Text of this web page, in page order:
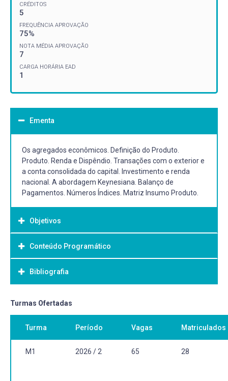
CRÉDITOS
5
FREQUÊNCIA APROVAÇÃO
75%
NOTA MÉDIA APROVAÇÃO
7
CARGA HORÁRIA EAD
1
Ementa
Os agregados econômicos. Definição do Produto.
Produto. Renda e Dispêndio. Transações com o exterior e
a conta consolidada do capital. Investimento e renda
nacional. A abordagem Keynesiana. Balanço de
Pagamentos. Números Índices. Matriz Insumo Produto.
Objetivos
Objetivo Geral:
Introduzir os fundamentos da contabilidade dos
agregados macroeconômicos e fornecer uma introdução
Conteúdo Programático
Bibliografia
Bibliografia Básica:
FEIJÓ, C. A.; RAMOS, R. L. O. (orgs.). Contabilidade social:
referência atualizada das contas nacionais do Brasil. 5ª
ed. São Paulo: GEN/Atlas, 2021. E-Book (411 p.).
Disponível em:
Turmas Ofertadas
Turma Período Vagas Matriculados
M1 2026 / 2 65 28